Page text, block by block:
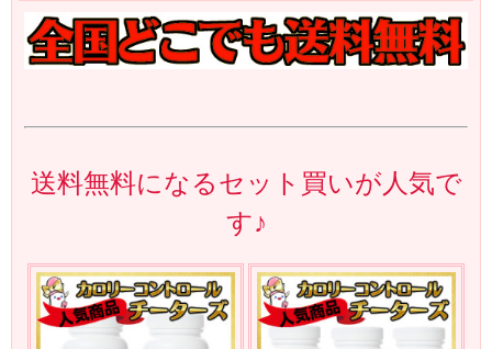
送料無料になるセット買いが人気で
す♪